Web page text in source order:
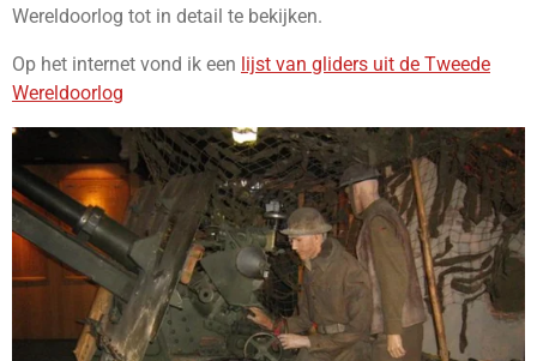
Wereldoorlog tot in detail te bekijken.
Op het internet vond ik een lijst van gliders uit de Tweede
Wereldoorlog